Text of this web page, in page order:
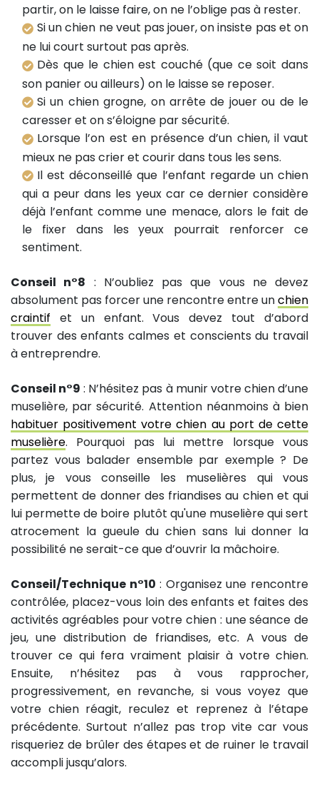
partir, on le laisse faire, on ne l’oblige pas à rester.
Si un chien ne veut pas jouer, on insiste pas et on
ne lui court surtout pas après.
Dès que le chien est couché (que ce soit dans
son panier ou ailleurs) on le laisse se reposer.
Si un chien grogne, on arrête de jouer ou de le
caresser et on s’éloigne par sécurité.
Lorsque l’on est en présence d’un chien, il vaut
mieux ne pas crier et courir dans tous les sens.
Il est déconseillé que l’enfant regarde un chien
qui a peur dans les yeux car ce dernier considère
déjà l’enfant comme une menace, alors le fait de
le fixer dans les yeux pourrait renforcer ce
sentiment.
Conseil n°8 : N’oubliez pas que vous ne devez
absolument pas forcer une rencontre entre unchien
craintif et un enfant. Vous devez tout d’abord
trouver des enfants calmes et conscients du travail
à entreprendre.
Conseil n°9 : N’hésitez pas à munir votre chien d’une
muselière, par sécurité. Attention néanmoins à bien
habituer positivement votre chien au port de cette
muselière. Pourquoi pas lui mettre lorsque vous
partez vous balader ensemble par exemple ? De
plus, je vous conseille les muselières qui vous
permettent de donner des friandises au chien et qui
lui permette de boire plutôt qu'une muselière qui sert
atrocement la gueule du chien sans lui donner la
possibilité ne serait-ce que d’ouvrir la mâchoire.
Conseil/Technique n°10 : Organisez une rencontre
contrôlée, placez-vous loin des enfants et faites des
activités agréables pour votre chien : une séance de
jeu, une distribution de friandises, etc. A vous de
trouver ce qui fera vraiment plaisir à votre chien.
Ensuite, n’hésitez pas à vous rapprocher,
progressivement, en revanche, si vous voyez que
votre chien réagit, reculez et reprenez à l’étape
précédente. Surtout n’allez pas trop vite car vous
risqueriez de brûler des étapes et de ruiner le travail
accompli jusqu’alors.